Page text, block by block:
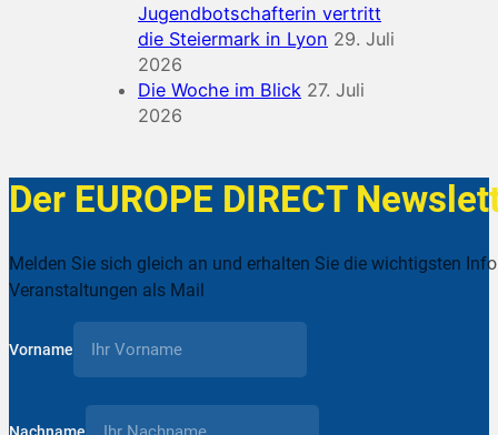
Jugendbotschafterin vertritt
die Steiermark in Lyon 29. Juli
2026
Die Woche im Blick 27. Juli
2026
Der EUROPE DIRECT
Melden Sie sich gleich an und erhalten Sie die wichtigsten
Veranstaltungen als Mail
Vorname